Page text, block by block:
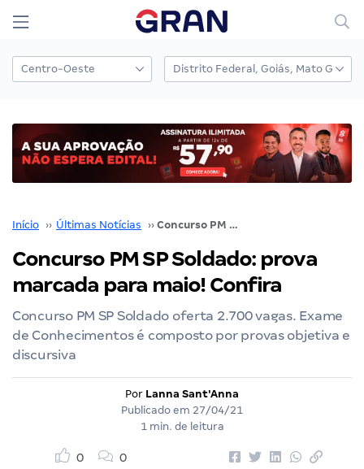
Início ›› Últimas Notícias ›› Concurso PM SP Soldado: prova marcada para maio! Confira
Concurso PM SP Soldado: prova
marcada para maio! Confira
Concurso PM SP Soldado oferta 2.700 vagas. Exame
de Conhecimentos é composto por provas objetiva e
discursiva
Por Lanna Sant'Anna
Publicado em 27/04/21
1 min. de leitura
0 0